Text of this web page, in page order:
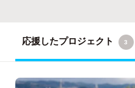
応援したプロジェクト 3